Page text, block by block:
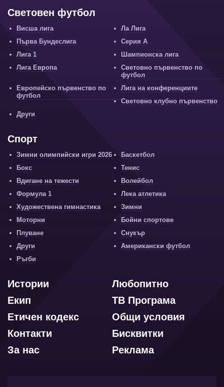
Световен футбол
Висша лига
Ла Лига
Първа Бундеслига
Серия А
Лига 1
Шампионска лига
Лига Европа
Световно първенство по
футбол
Европейско първенство по
футбол
Лига на конференциите
Световно клубно първенство
Други
Спорт
Зимни олимпийски игри 2026
Баскетбол
Бокс
Тенис
Вдигане на тежести
Волейбол
Формула 1
Лека атлетика
Художествена гимнастика
Зимни
Моторни
Бойни спортове
Плуване
Снукър
Други
Американски футбол
Ръгби
Любопитно
Истории
ТВ Програма
Екип
Общи условия
Етичен кодекс
Бисквитки
Контакти
Реклама
За нас